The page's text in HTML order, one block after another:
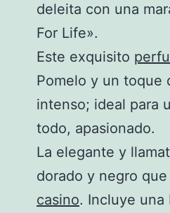
deleita con una
For Life».
Este exquisito
Pomelo y un toque
intenso; ideal para
todo, apasionado.
La elegante y
dorado y negro
casino. Incluye